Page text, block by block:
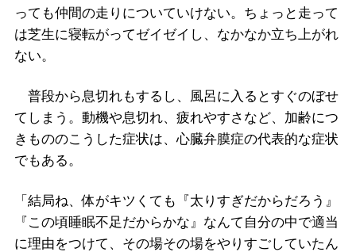
っても仲間の走りについていけない。ちょっと走って
は芝生に寝転がってゼイゼイし、なかなか立ち上がれ
ない。
普段から息切れもするし、風呂に入るとすぐのぼせ
てしまう。動機や息切れ、疲れやすさなど、加齢につ
きもののこうした症状は、心臓弁膜症の代表的な症状
でもある。
「結局ね、体がキツくても『太りすぎだからだろう』
『この頃睡眠不足だからかな』なんて自分の中で適当
に理由をつけて、その場その場をやりすごしていたん